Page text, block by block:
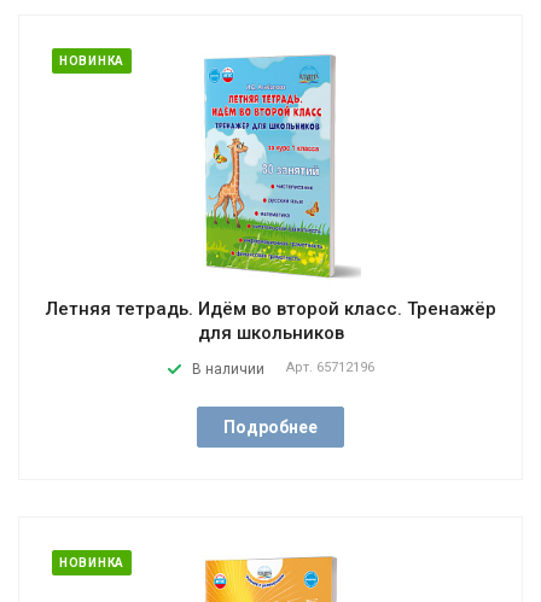
НОВИНКА
Летняя тетрадь. Идём во второй класс. Тренажёр
для школьников
В наличии Арт. 65712196
Подробнее
НОВИНКА